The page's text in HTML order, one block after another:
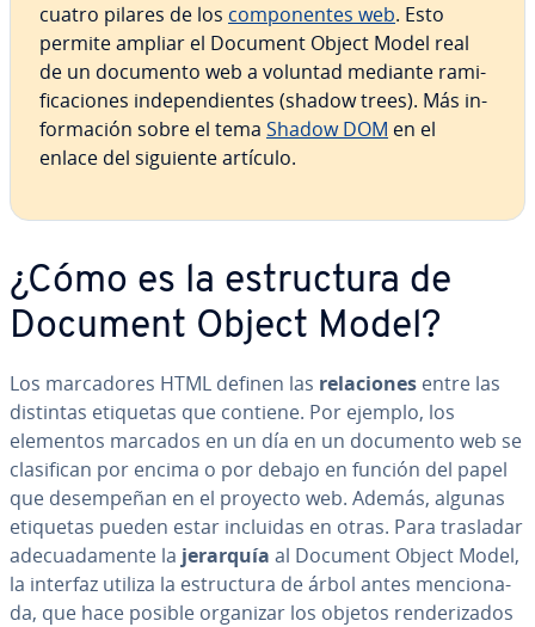
cuatro pilares de los co­m­po­ne­n­tes web. Esto
permite ampliar el Document Object Model real
de un documento web a voluntad mediante ra­mi­
fi­ca­cio­nes in­de­pe­n­die­n­tes (shadow trees). Más in­
fo­r­ma­ción sobre el tema Shadow DOM en el
enlace del siguiente artículo.
¿Cómo es la es­tru­c­tu­ra de
Document Object Model?
Los ma­r­ca­do­res HTML definen las re­la­cio­nes entre las
distintas etiquetas que contiene. Por ejemplo, los
elementos marcados en un día en un documento web se
cla­si­fi­can por encima o por debajo en función del papel
que de­sem­pe­ñan en el proyecto web. Además, algunas
etiquetas pueden estar incluidas en otras. Para trasladar
ade­cua­da­me­n­te la jerarquía al Document Object Model,
la interfaz utiliza la es­tru­c­tu­ra de árbol antes me­n­cio­na­
da, que hace posible organizar los objetos re­n­de­ri­za­dos